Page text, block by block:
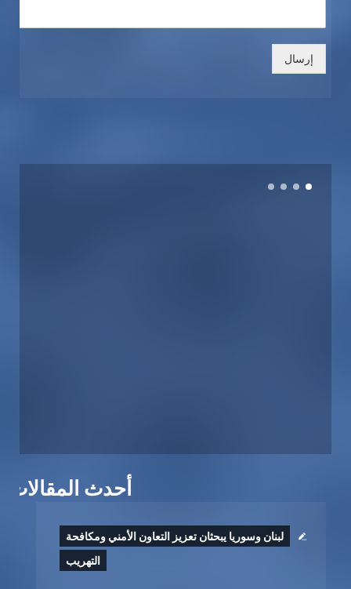
إرسال
أحدث المقالات
لبنان وسوريا يبحثان تعزيز التعاون الأمني ومكافحة
التهريب